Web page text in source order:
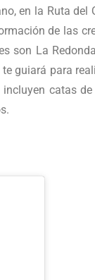
en la Ruta del
de las
La
guiará para
catas